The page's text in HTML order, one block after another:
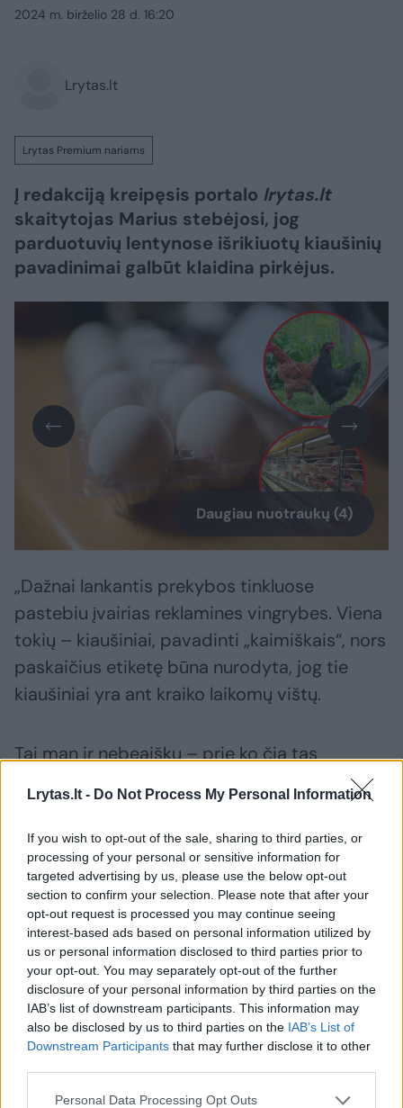
Lrytas.lt - Do Not Process My Personal Information
If you wish to opt-out of the sale, sharing to third parties, or
processing of your personal or sensitive information for
targeted advertising by us, please use the below opt-out
section to confirm your selection. Please note that after your
opt-out request is processed you may continue seeing
interest-based ads based on personal information utilized by
us or personal information disclosed to third parties prior to
your opt-out. You may separately opt-out of the further
disclosure of your personal information by third parties on the
IAB’s list of downstream participants. This information may
also be disclosed by us to third parties on the IAB’s List of
Downstream Participants that may further disclose it to other
Personal Data Processing Opt Outs
2024 m. birželio 28 d. 16:20
Lrytas.lt
Lrytas Premium nariams
Į redakciją kreipęsis portalo lrytas.lt
skaitytojas Marius stebėjosi, jog
parduotuvių lentynose išrikiuotų kiaušinių
pavadinimai galbūt klaidina pirkėjus.
Daugiau nuotraukų (4)
„Dažnai lankantis prekybos tinkluose
pastebiu įvairias reklamines vingrybes. Viena
tokių – kiaušiniai, pavadinti „kaimiškais“, nors
paskaičius etiketę būna nurodyta, jog tie
kiaušiniai yra ant kraiko laikomų vištų.
Tai man ir nebeaišku – prie ko čia tas
narvuose ir gal net neturi natūralaus šviesos
šaltinio? Ar tai nėra pirkėjų apgavystė?“.
Lrytas.ltpasidomėjo, kas slypi po
įvairiausiais skaitmenų ir raidžių žymėjimais.
Raidžių ir skaičių kodai
Kiekvienas parduotuvėje parduodamas
kiaušinis ir jo pakavimo dėžutė yra
ženklinami.